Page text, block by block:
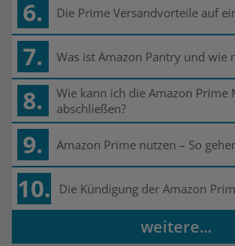
6. Die Prime Versandvorteile auf
7. Was ist Amazon Pantry und wie
8.
Wie kann ich die Amazon Prime
abschließen?
9. Amazon Prime nutzen – So
10. Die Kündigung der Amazon
weitere...